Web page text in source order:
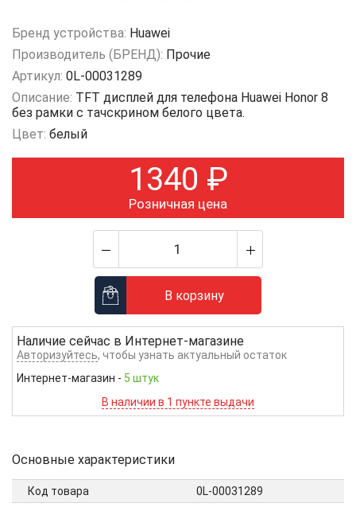
Бренд устройства: Huawei
Производитель (БРЕНД): Прочие
Артикул: 0L-00031289
Описание: TFT дисплей для телефона Huawei Honor 8
без рамки с тачскрином белого цвета.
Цвет: белый
1340 ₽
Розничная цена
В корзину
Наличие сейчас в Интернет-магазине
Авторизуйтесь, чтобы узнать актуальный остаток
Интернет-магазин - 5 штук
В наличии в 1 пункте выдачи
Основные характеристики
Код товара
0L-00031289